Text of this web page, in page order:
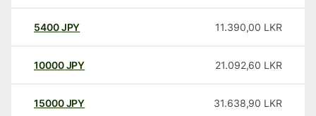
5400JPY 11.390,00 LKR
10000 JPY 21.092,60 LKR
15000 JPY 31.638,90 LKR